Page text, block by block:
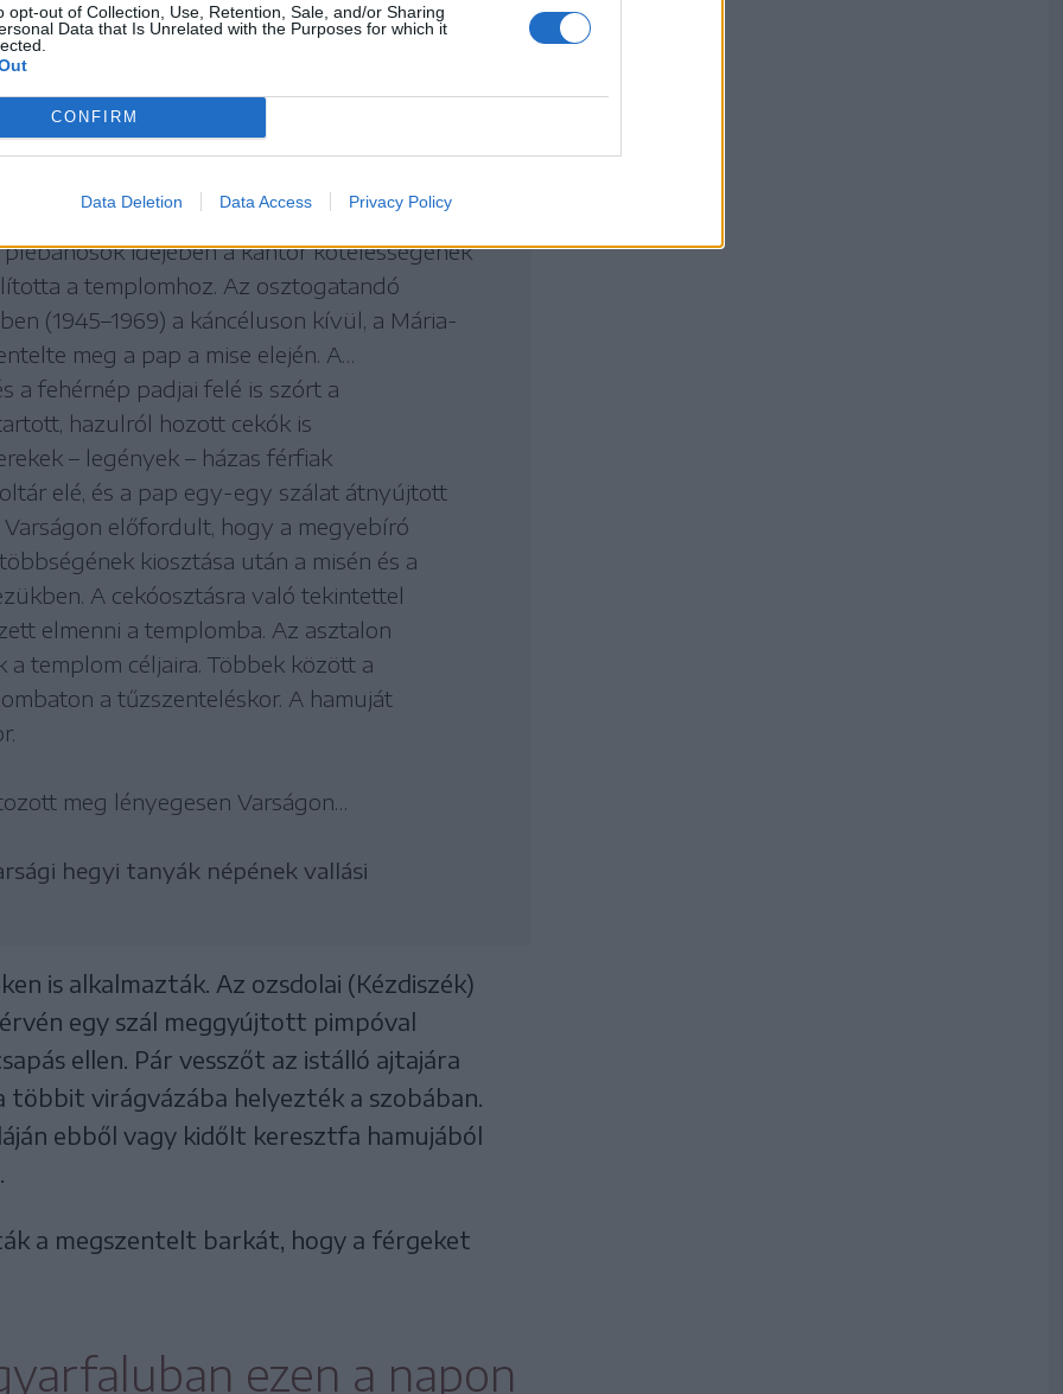
opt-out of Collection, Use, Retention, Sale, and/or Sharing
Data that Is Unrelated with the Purposes for which it
CONFIRM
Data Deletion Data Access Privacy Policy
úton került a templomba. Egy részét az
A mise alatt végig a kezükben tartották,
a helyi egyház szedette. A templomban
férfiak vittek belőle maguknak.
templomi barkát a pap megbízásából
idejében a kántor kötelességének
a templomhoz. Az osztogatandó
(1945–1969) a káncéluson kívül, a Mária-
meg a pap a mise elején. A…
a fehérnép padjai felé is szórt a
hazulról hozott cekók is
– legények – házas férfiak
elé, és a pap egy-egy szálat átnyújtott
előfordult, hogy a megyebíró
kiosztása után a misén és a
A cekóosztásra való tekintettel
elmenni a templomba. Az asztalon
templom céljaira. Többek között a
a tűzszenteléskor. A hamuját
meg lényegesen Varságon…
hegyi tanyák népének vallási
is alkalmazták. Az ozsdolai (Kézdiszék)
egy szál meggyújtott pimpóval
ellen. Pár vesszőt az istálló ajtajára
virágvázába helyezték a szobában.
ebből vagy kidőlt keresztfa hamujából
a megszentelt barkát, hogy a férgeket
ezen a napon